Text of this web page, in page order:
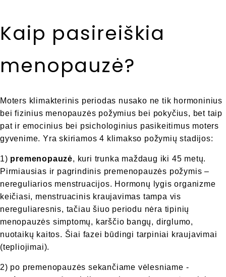
Kaip pasireiškia
menopauzė?
Moters klimakterinis periodas nusako ne tik hormoninius
bei fizinius menopauzės požymius bei pokyčius, bet taip
pat ir emocinius bei psichologinius pasikeitimus moters
gyvenime. Yra skiriamos 4 klimakso požymių stadijos:
1) premenopauzė, kuri trunka maždaug iki 45 metų.
Pirmiausias ir pagrindinis premenopauzės požymis –
nereguliarios menstruacijos. Hormonų lygis organizme
keičiasi, menstruacinis kraujavimas tampa vis
nereguliaresnis, tačiau šiuo periodu nėra tipinių
menopauzės simptomų, karščio bangų, dirglumo,
nuotaikų kaitos. Šiai fazei būdingi tarpiniai kraujavimai
(tepliojimai).
2) po premenopauzės sekančiame vėlesniame -